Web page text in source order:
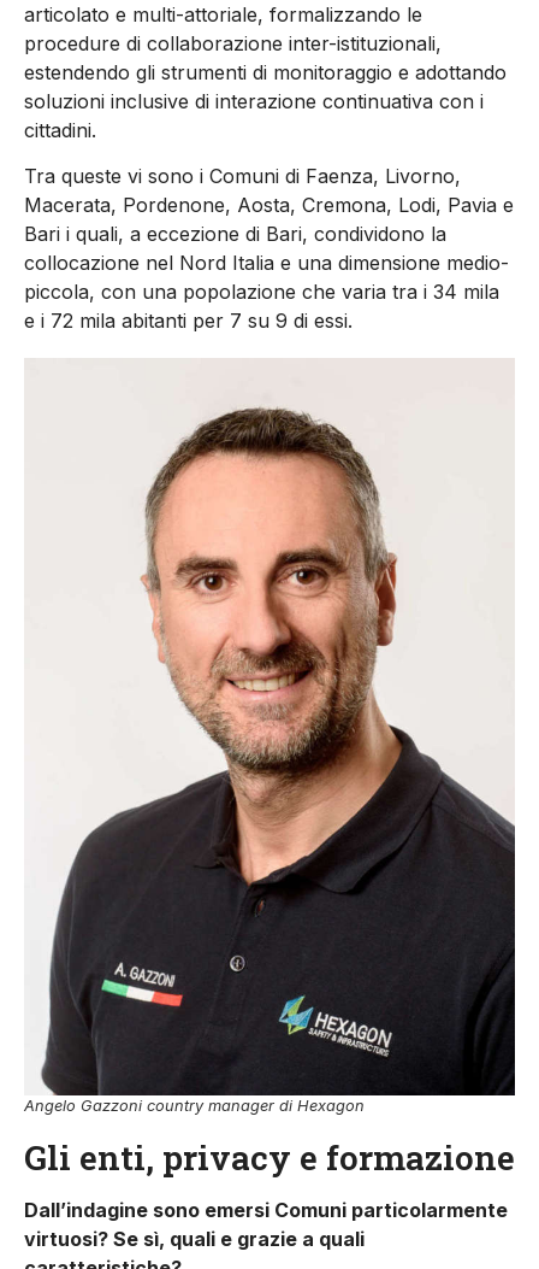
articolato e multi-attoriale, formalizzando le
procedure di collaborazione inter-istituzionali,
estendendo gli strumenti di monitoraggio e adottando
soluzioni inclusive di interazione continuativa con i
cittadini.
Tra queste vi sono i Comuni di Faenza, Livorno,
Macerata, Pordenone, Aosta, Cremona, Lodi, Pavia e
Bari i quali, a eccezione di Bari, condividono la
collocazione nel Nord Italia e una dimensione medio-
piccola, con una popolazione che varia tra i 34 mila
e i 72 mila abitanti per 7 su 9 di essi.
Angelo Gazzoni country manager di Hexagon
Gli enti, privacy e formazione
Dall’indagine sono emersi Comuni particolarmente
virtuosi? Se sì, quali e grazie a quali